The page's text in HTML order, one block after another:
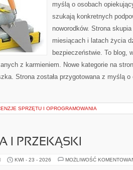
myślą o osobach
szukają konkretnych
noworodków. Strona
miesiącach i latach życia
bezpieczeństwie. To blog,
z karmieniem. Nowe kategorie na
Strona została przygotowana z myślą
SPRZĘTU I OPROGRAMOWANIA
I PRZEKĄSKI
KWI - 23 - 2026 MOŻLIWOŚĆ